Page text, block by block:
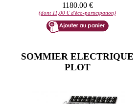
1180.00 €
(dont 11,00 € d'éco-participation)
SOMMIER ELECTRIQUE
PLOT